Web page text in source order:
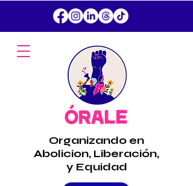
Organizando en
Abolicion, Liberación,
y Equidad